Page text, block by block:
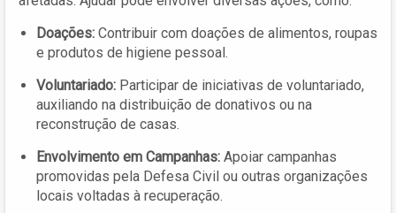
Doações: Contribuir com doações de alimentos, roupas
e produtos de higiene pessoal.
Voluntariado: Participar de iniciativas de voluntariado,
auxiliando na distribuição de donativos ou na
reconstrução de casas.
Envolvimento em Campanhas: Apoiar campanhas
promovidas pela Defesa Civil ou outras organizações
locais voltadas à recuperação.